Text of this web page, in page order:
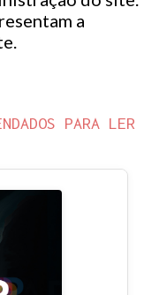
a
PARA LER